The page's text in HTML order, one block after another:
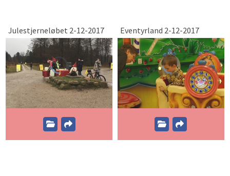
Julestjerneløbet 2-12-2017 Eventyrland 2-12-2017